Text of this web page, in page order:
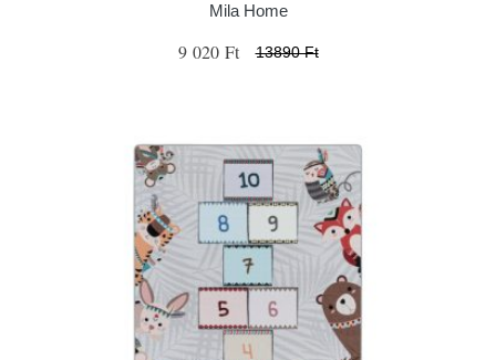
Mila Home
9 020 Ft 13890 Ft